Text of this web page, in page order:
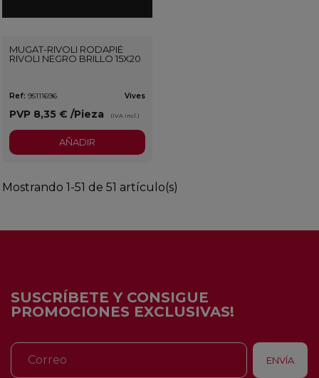
MUGAT-RIVOLI RODAPIÉ
RIVOLI NEGRO BRILLO 15X20
Ref: 95111696 Vives
PVP 8,35 € /Pieza (IVA incl.)
AÑADIR
Mostrando 1-51 de 51 artículo(s)
SUSCRÍBETE Y CONSIGUE
PROMOCIONES EXCLUSIVAS!